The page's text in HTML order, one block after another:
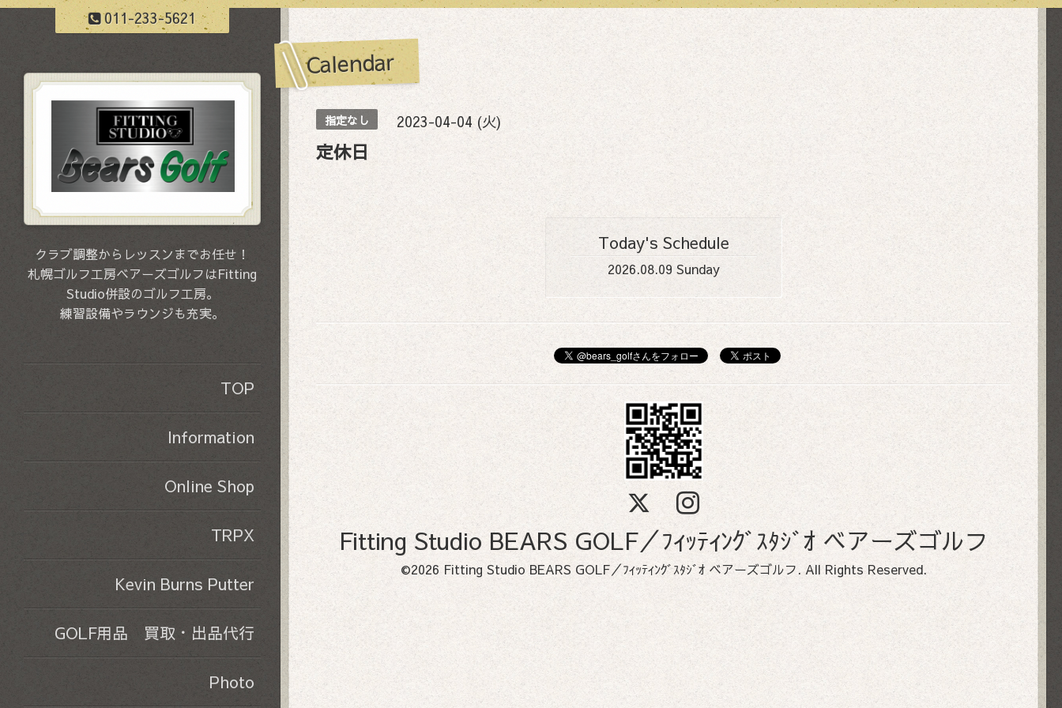
011-233-5621
Calendar
指定なし 2023-04-04 (火)
定休日
Today's Schedule
2026.08.09 Sunday
Fitting Studio BEARS GOLF／ﾌｨｯﾃｨﾝｸﾞｽﾀｼﾞｵ ベアーズゴルフ
©2026 Fitting Studio BEARS GOLF／ﾌｨｯﾃｨﾝｸﾞｽﾀｼﾞｵ ベアーズゴルフ. All Rights Reserved.
クラブ調整からレッスンまでお任せ！
札幌ゴルフ工房ベアーズゴルフはFitting
Studio併設のゴルフ工房。
練習設備やラウンジも充実。
TOP
Information
Online Shop
TRPX
Kevin Burns Putter
GOLF用品 買取・出品代行
Photo